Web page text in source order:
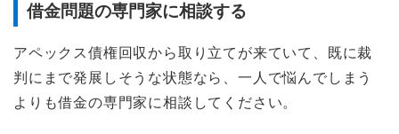
借金問題の専門家に相談する
アペックス債権回収から取り立てが来ていて、既に裁
判にまで発展しそうな状態なら、一人で悩んでしまう
よりも借金の専門家に相談してください。